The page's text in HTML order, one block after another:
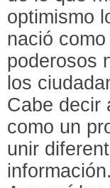
optimismo
nació
poderosos
los
Cabe decir
como un
unir
información.